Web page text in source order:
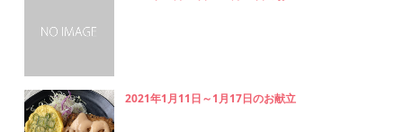
2021年1月11日～1月17日のお献立